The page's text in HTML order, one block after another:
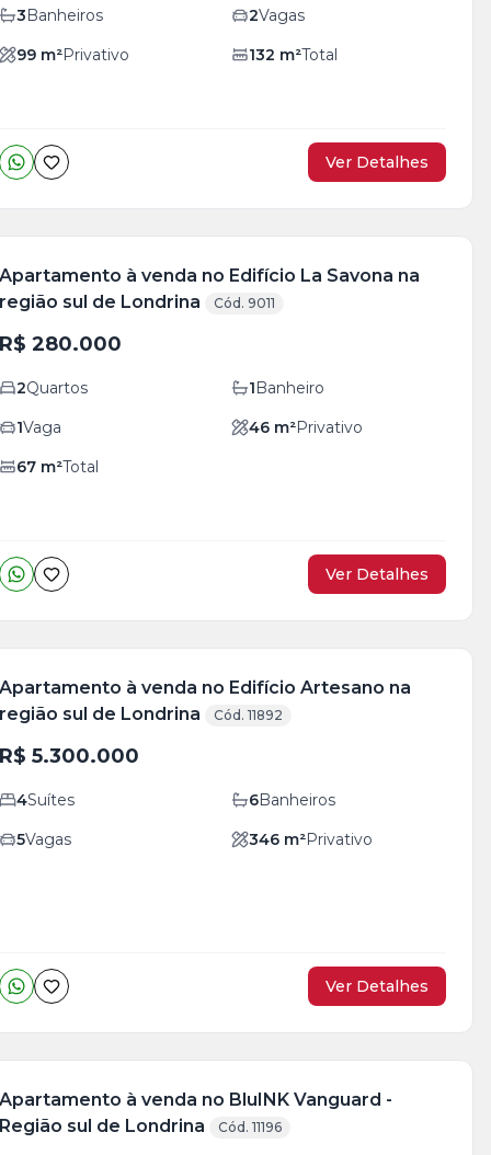
3Banheiros 2Vagas
99m²Privativo 132 m²Total
Ver Detalhes
Apartamento à venda no Edifício La Savona na
região sul de Londrina
Cód. 9011
R$ 280.000
2Quartos 1Banheiro
1Vaga 46m²Privativo
67m²Total
Ver Detalhes
Apartamento à venda no Edifício Artesano na
região sul de Londrina
Cód. 11892
R$ 5.300.000
4Suítes 6Banheiros
5Vagas 346m²Privativo
Ver Detalhes
Apartamento à venda no BluINK Vanguard -
Região sul de Londrina
Cód. 11196